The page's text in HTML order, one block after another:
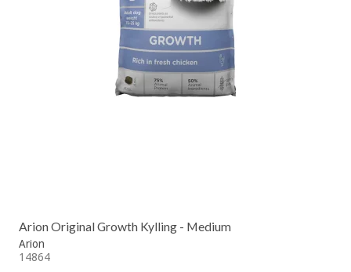
Arion Original Growth Kylling - Medium
Arion
14864